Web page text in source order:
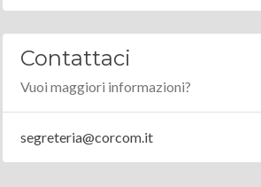
Contattaci
Vuoi maggiori informazioni?
segreteria@corcom.it